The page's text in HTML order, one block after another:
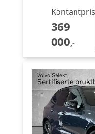
Kontantpris
369
000,-